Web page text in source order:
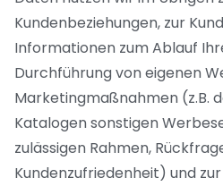
Kundenbeziehungen, zur
Informationen zum Ablauf
Durchführung von eigenen
Marketingmaßnahmen (z.B.
Katalogen sonstigen
zulässigen Rahmen,
Kundenzufriedenheit) und